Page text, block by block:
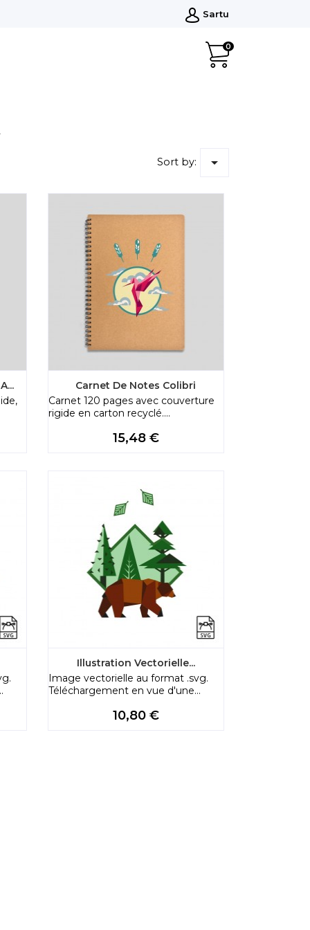
Sartu
0
Sort by: 
Carnet De Notes Colibri
Carnet 120 pages avec couverture
rigide en carton recyclé....
Price
15,48 €
Illustration Vectorielle...
Image vectorielle au format .svg.
Téléchargement en vue d'une...
Price
10,80 €